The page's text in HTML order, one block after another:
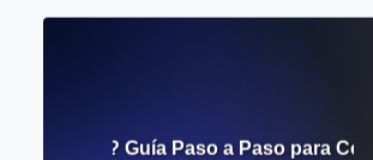
Guía Paso a Paso para